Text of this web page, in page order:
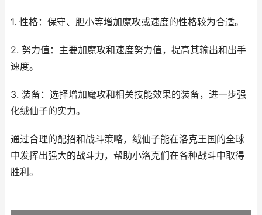
1. 性格：保守、胆小等增加魔攻或速度的性格较为合适。
2. 努力值：主要加魔攻和速度努力值，提高其输出和出手
速度。
3. 装备：选择增加魔攻和相关技能效果的装备，进一步强
化绒仙子的实力。
通过合理的配招和战斗策略，绒仙子能在洛克王国的全球
中发挥出强大的战斗力，帮助小洛克们在各种战斗中取得
胜利。